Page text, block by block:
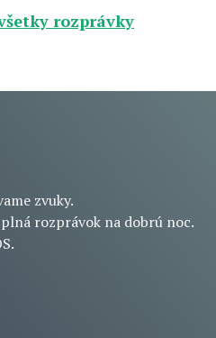
rozprávky
zvuky.
rozprávok na dobrú noc.